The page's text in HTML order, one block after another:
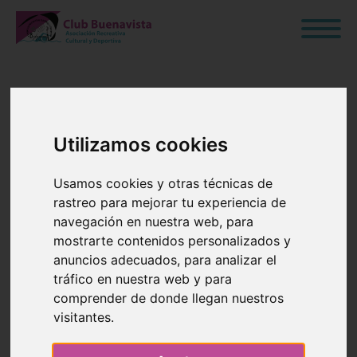
Utilizamos cookies
Usamos cookies y otras técnicas de
rastreo para mejorar tu experiencia de
navegación en nuestra web, para
mostrarte contenidos personalizados y
anuncios adecuados, para analizar el
tráfico en nuestra web y para
comprender de donde llegan nuestros
visitantes.
🌙✨ ¡Vive una
NOCHE
MÁGICA en el
Club
Buenavista!